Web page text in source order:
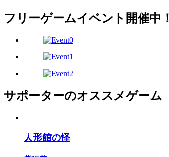
フリーゲームイベント開催中！
サポーターのオススメゲーム
人形館の怪